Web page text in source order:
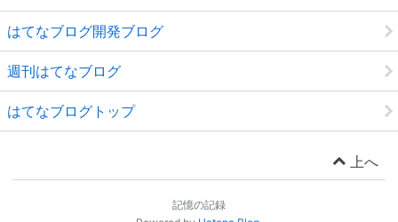
はてなブログ開発ブログ
週刊はてなブログ
はてなブログトップ
上へ
記憶の記録